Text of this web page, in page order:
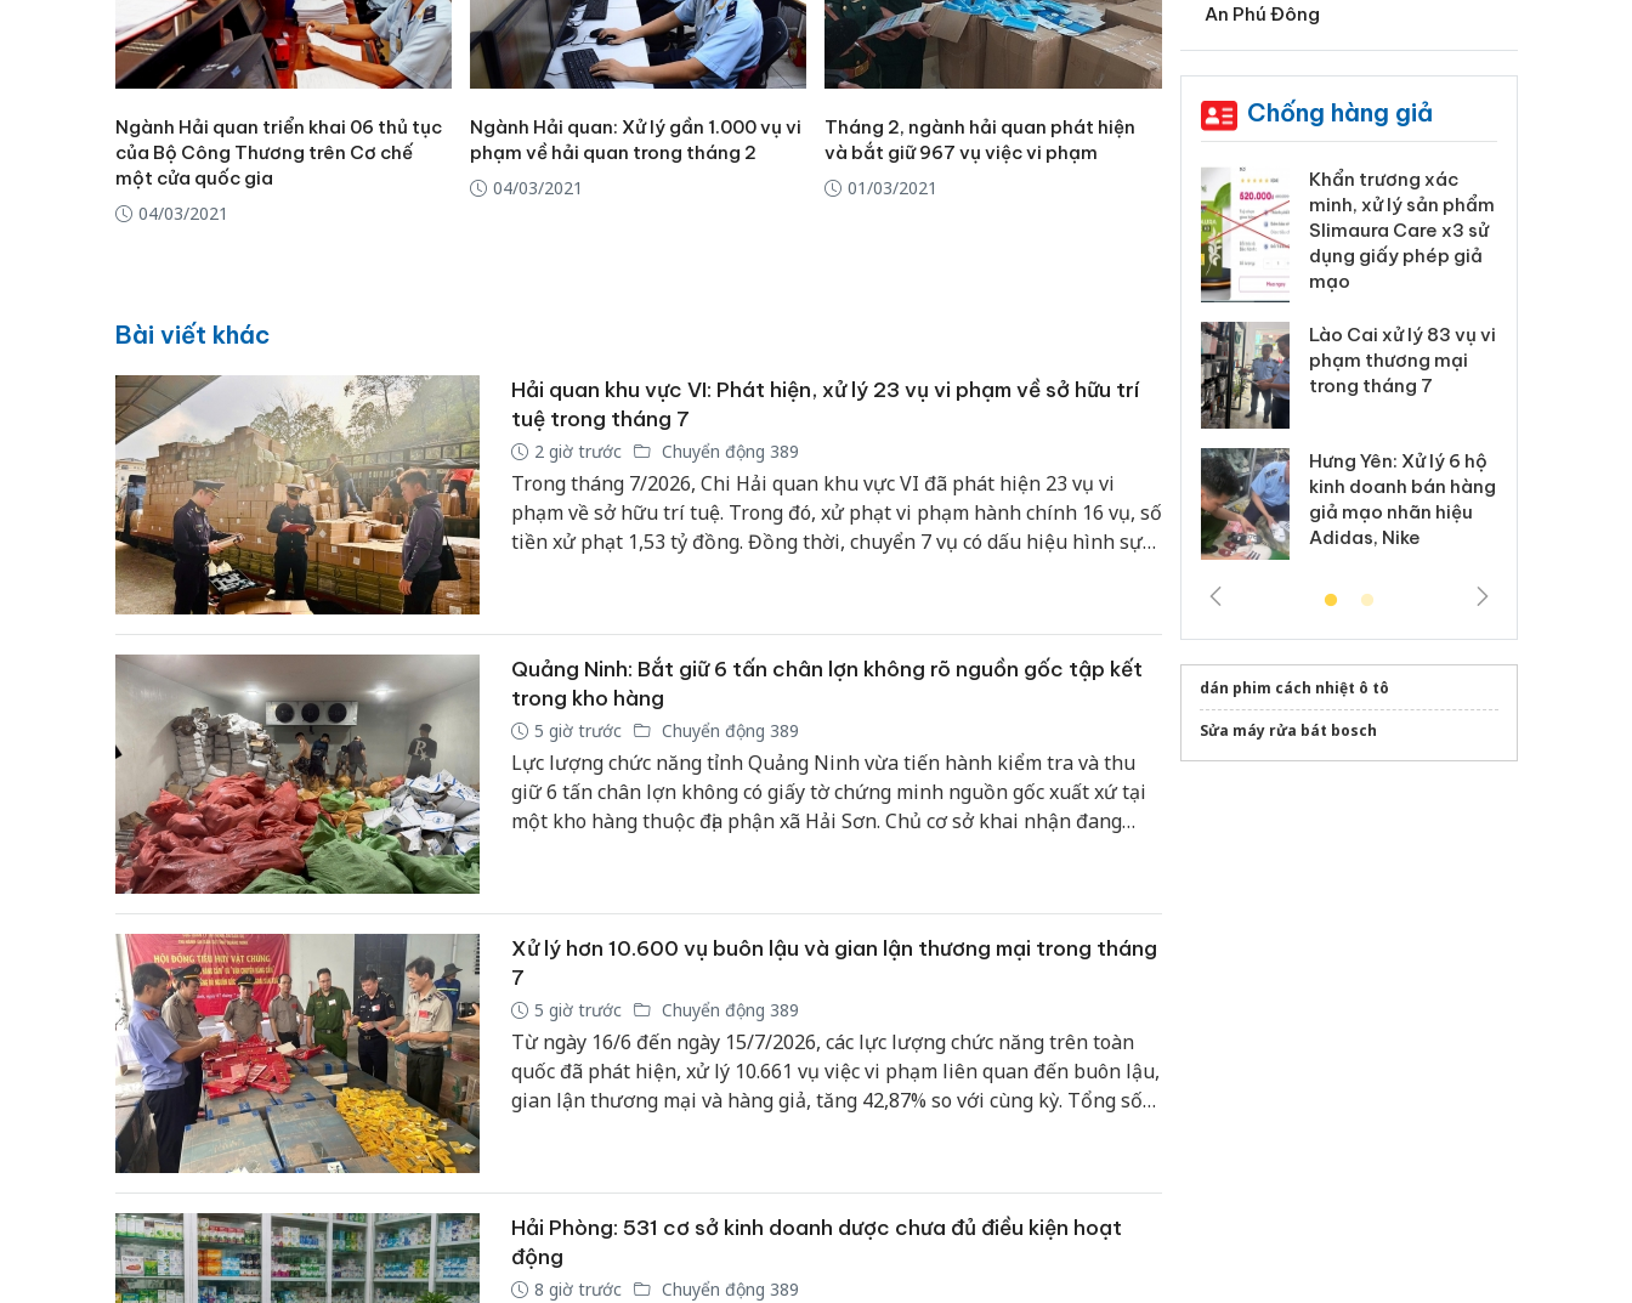
Ngành Hải quan triển khai 06 thủ tục
của Bộ Công Thương trên Cơ chế
một cửa quốc gia
04/03/2021
Ngành Hải quan: Xử lý gần 1.000 vụ vi
phạm về hải quan trong tháng 2
04/03/2021
Tháng 2, ngành hải quan phát hiện
và bắt giữ 967 vụ việc vi phạm
01/03/2021
Bài viết khác
Hải quan khu vực VI: Phát hiện, xử lý 23 vụ vi phạm về sở hữu trí
tuệ trong tháng 7
2 giờ trước Chuyển động 389
Trong tháng 7/2026, Chi Hải quan khu vực VI đã phát hiện 23 vụ vi
phạm về sở hữu trí tuệ. Trong đó, xử phạt vi phạm hành chính 16 vụ, số
tiền xử phạt 1,53 tỷ đồng. Đồng thời, chuyển 7 vụ có dấu hiệu hình sự
Quảng Ninh: Bắt giữ 6 tấn chân lợn không rõ nguồn gốc tập kết
trong kho hàng
5 giờ trước Chuyển động 389
Lực lượng chức năng tỉnh Quảng Ninh vừa tiến hành kiểm tra và thu
giữ 6 tấn chân lợn không có giấy tờ chứng minh nguồn gốc xuất xứ tại
một kho hàng thuộc địa phận xã Hải Sơn. Chủ cơ sở khai nhận đang
Xử lý hơn 10.600 vụ buôn lậu và gian lận thương mại trong tháng
7
5 giờ trước Chuyển động 389
Từ ngày 16/6 đến ngày 15/7/2026, các lực lượng chức năng trên toàn
quốc đã phát hiện, xử lý 10.661 vụ việc vi phạm liên quan đến buôn lậu,
gian lận thương mại và hàng giả, tăng 42,87% so với cùng kỳ. Tổng số
Hải Phòng: 531 cơ sở kinh doanh dược chưa đủ điều kiện hoạt
động
8 giờ trước Chuyển động 389
An Phú Đông
Chống hàng giả
án sản xuất, buôn
hại trong vụ án buôn
bán bình sữa
Moyuum giả
Khẩn trương xác
minh, xử lý sản phẩm
Slimaura Care x3 sử
dụng giấy phép giả
mạo
Lào Cai xử lý 83 vụ vi
phạm thương mại
trong tháng 7
Hưng Yên: Xử lý 6 hộ
kinh doanh bán hàng
giả mạo nhãn hiệu
Adidas, Nike
dán phim cách nhiệt ô tô
Sửa máy rửa bát bosch